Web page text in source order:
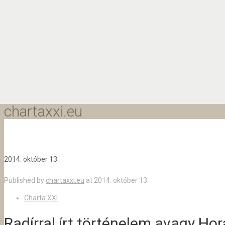
chartaxxi.eu
2014. október 13.
Published by chartaxxi.eu at 2014. október 13.
Charta XXI